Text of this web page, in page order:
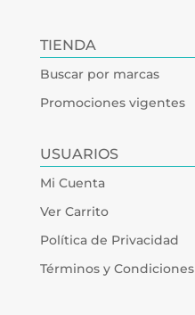
TIENDA
Buscar por marcas
Promociones vigentes
USUARIOS
Mi Cuenta
Ver Carrito
Política de Privacidad
Términos y Condiciones